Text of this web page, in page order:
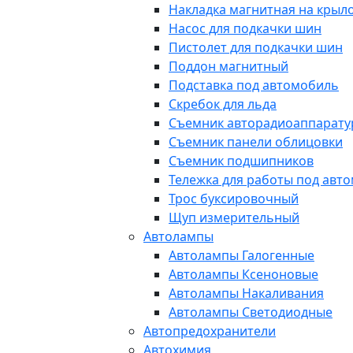
Накладка магнитная на
Насос для подкачки шин
Пистолет для подкачки шин
Поддон магнитный
Подставка под автомобиль
Скребок для льда
Съемник
Съемник панели облицовки
Съемник подшипников
Тележка для работы под
Трос буксировочный
Щуп измерительный
Автолампы
Автолампы Галогенные
Автолампы Ксеноновые
Автолампы Накаливания
Автолампы Светодиодные
Автопредохранители